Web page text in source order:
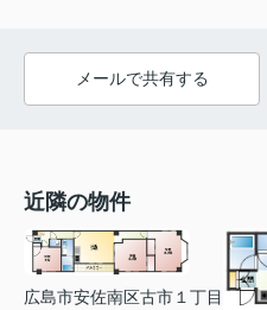
メールで共有する
近隣の物件
広島市安佐南区古市１丁目